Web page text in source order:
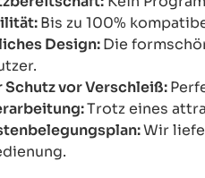
Bis zu 100%
Design:Die
vor Verschleiß:
Trotz eines
Wir